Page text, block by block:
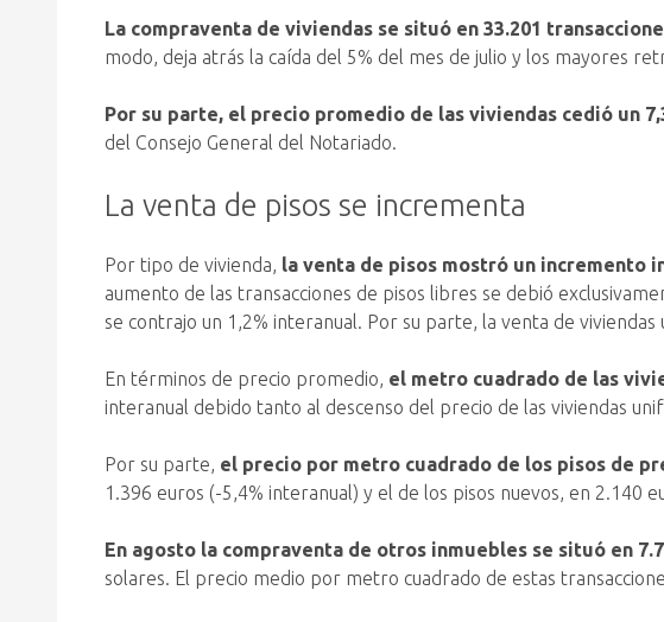
La compraventa de viviendas se situó en 33.201
modo, deja atrás la caída del 5% del mes de julio y los mayores
Por su parte, el precio promedio de las viviendas cedió un
del Consejo General del Notariado.
La venta de pisos se incrementa
Por tipo de vivienda, la venta de pisos mostró un incremento
aumento de las transacciones de pisos libres se debió
se contrajo un 1,2% interanual. Por su parte, la venta de
En términos de precio promedio, el metro cuadrado de las
interanual debido tanto al descenso del precio de las viviendas
Por su parte, el precio por metro cuadrado de los pisos de
1.396 euros (-5,4% interanual) y el de los pisos nuevos, en 2.140
En agosto la compraventa de otros inmuebles se situó en
solares. El precio medio por metro cuadrado de estas